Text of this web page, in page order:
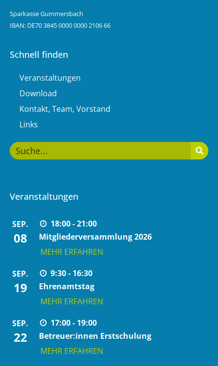
Sparkasse Gummersbach
IBAN: DE70 3845 0000 0000 2106 66
Schnell finden
Veranstaltungen
Download
Kontakt, Team, Vorstand
Links
Veranstaltungen
SEP.
08
18:00 - 21:00
Mitgliederversammlung 2026
MEHR ERFAHREN
SEP.
19
9:30 - 16:30
Ehrenamtstag
MEHR ERFAHREN
SEP.
22
17:00 - 19:00
Betreuer:innen Erstschulung
MEHR ERFAHREN